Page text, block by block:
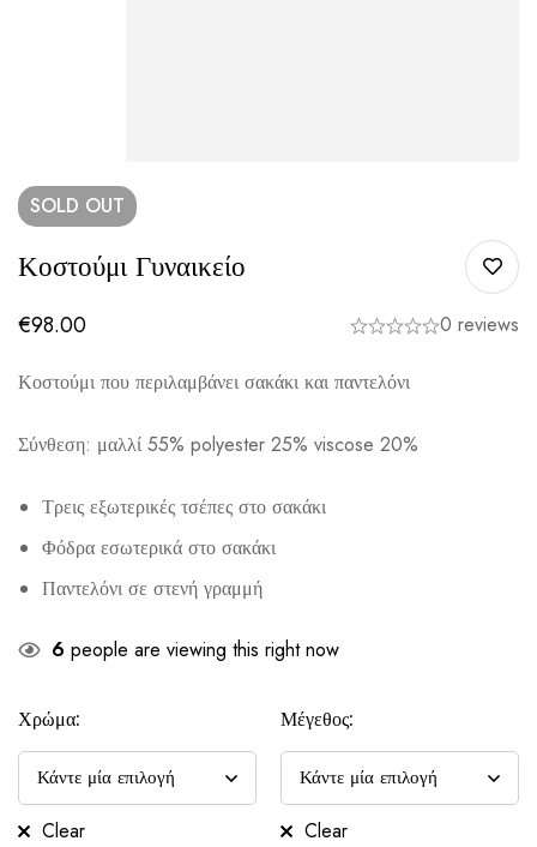
SOLD OUT
Κοστούμι Γυναικείο
€98.00 0 reviews
Κοστούμι που περιλαμβάνει σακάκι και παντελόνι
Σύνθεση: μαλλί 55% polyester 25% viscose 20%
Τρεις εξωτερικές τσέπες στο σακάκι
Φόδρα εσωτερικά στο σακάκι
Παντελόνι σε στενή γραμμή
6 people are viewing this right now
Χρώμα:
Clear
Μέγεθος:
Clear